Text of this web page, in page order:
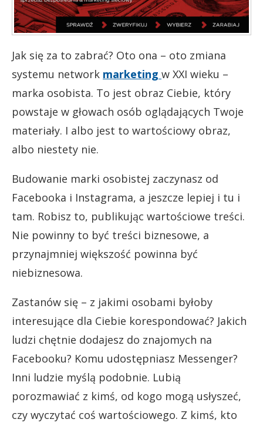
Jak się za to zabrać? Oto ona – oto zmiana
systemu network marketing w XXI wieku –
marka osobista. To jest obraz Ciebie, który
powstaje w głowach osób oglądających Twoje
materiały. I albo jest to wartościowy obraz,
albo niestety nie.
Budowanie marki osobistej zaczynasz od
Facebooka i Instagrama, a jeszcze lepiej i tu i
tam. Robisz to, publikując wartościowe treści.
Nie powinny to być treści biznesowe, a
przynajmniej większość powinna być
niebiznesowa.
Zastanów się – z jakimi osobami byłoby
interesujące dla Ciebie korespondować? Jakich
ludzi chętnie dodajesz do znajomych na
Facebooku? Komu udostępniasz Messenger?
Inni ludzie myślą podobnie. Lubią
porozmawiać z kimś, od kogo mogą usłyszeć,
czy wyczytać coś wartościowego. Z kimś, kto